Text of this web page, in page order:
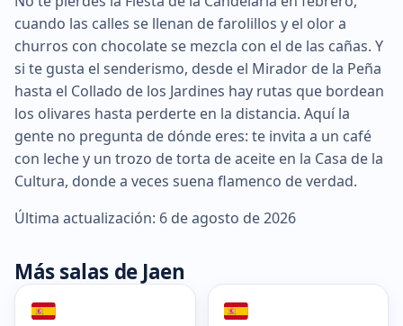
cuando las calles se llenan de farolillos y el olor a
churros con chocolate se mezcla con el de las cañas. Y
si te gusta el senderismo, desde el Mirador de la Peña
hasta el Collado de los Jardines hay rutas que bordean
los olivares hasta perderte en la distancia. Aquí la
gente no pregunta de dónde eres: te invita a un café
con leche y un trozo de torta de aceite en la Casa de la
Cultura, donde a veces suena flamenco de verdad.
Última actualización: 6 de agosto de 2026
Más salas de Jaen